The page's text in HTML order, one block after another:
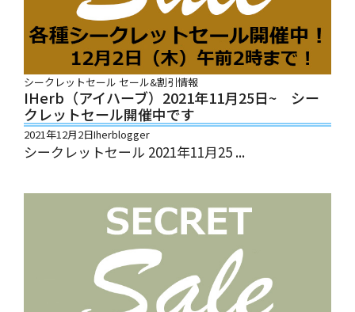
シークレットセール セール&割引情報
IHerb（アイハーブ）2021年11月25日~ シー
クレットセール開催中です
2021年12月2日Iherblogger
シークレットセール 2021年11月25 ...